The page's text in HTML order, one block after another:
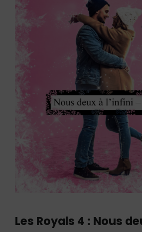
Les Royals 4 : Nous